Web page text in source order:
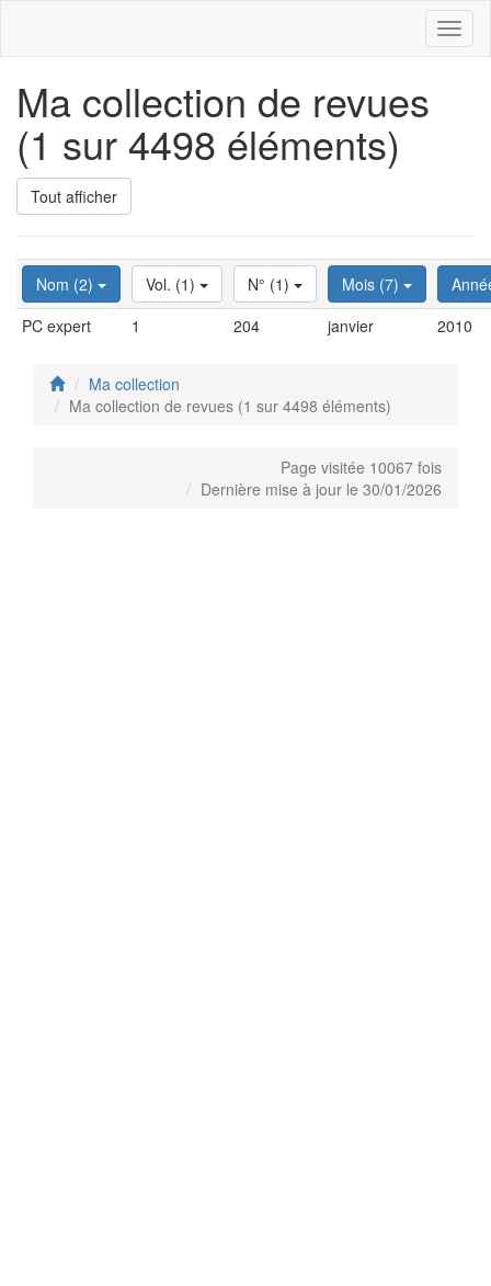
Ma collection de revues
(1 sur 4498 éléments)
Tout afficher
Nom (2) Vol. (1) N° (1) Mois (7)
PC expert
1 204 janvier 2010
Ma collection
Ma collection de revues (1 sur 4498 éléments)
Page visitée 10067 fois
Dernière mise à jour le 30/01/2026